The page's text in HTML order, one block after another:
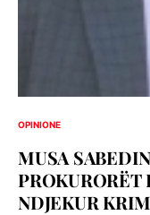
OPINIONE
MUSA
PROKURORËT
NDJEKUR